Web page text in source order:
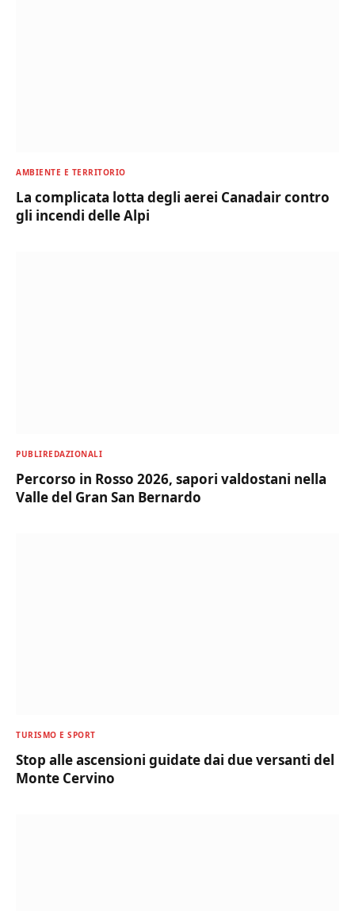
AMBIENTE E TERRITORIO
La complicata lotta degli aerei Canadair contro
gli incendi delle Alpi
PUBLIREDAZIONALI
Percorso in Rosso 2026, sapori valdostani nella
Valle del Gran San Bernardo
TURISMO E SPORT
Stop alle ascensioni guidate dai due versanti del
Monte Cervino